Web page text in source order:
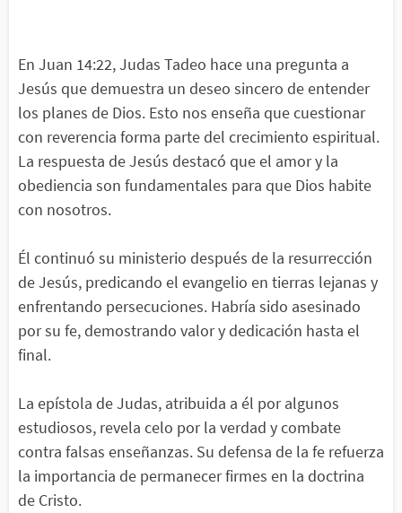
En Juan 14:22, Judas Tadeo hace una pregunta a
Jesús que demuestra un deseo sincero de entender
los planes de Dios. Esto nos enseña que cuestionar
con reverencia forma parte del crecimiento espiritual.
La respuesta de Jesús destacó que el amor y la
obediencia son fundamentales para que Dios habite
con nosotros.
Él continuó su ministerio después de la resurrección
de Jesús, predicando el evangelio en tierras lejanas y
enfrentando persecuciones. Habría sido asesinado
por su fe, demostrando valor y dedicación hasta el
final.
La epístola de Judas, atribuida a él por algunos
estudiosos, revela celo por la verdad y combate
contra falsas enseñanzas. Su defensa de la fe refuerza
la importancia de permanecer firmes en la doctrina
de Cristo.